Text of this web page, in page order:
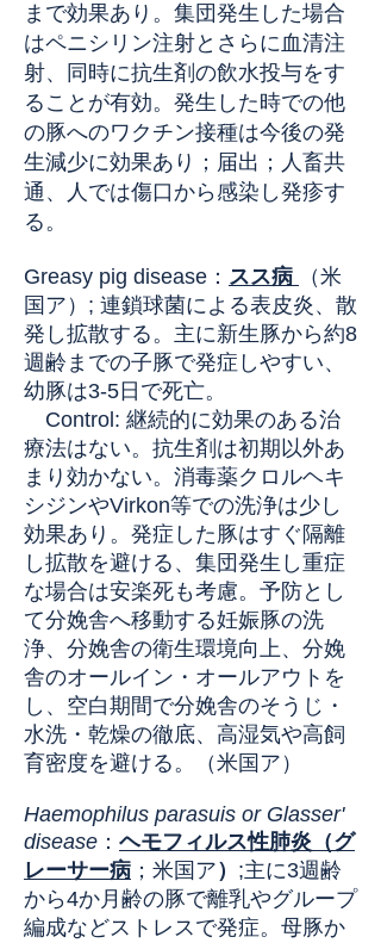
まで効果あり。集団発生した場合
はペニシリン注射とさらに血清注
射、同時に抗生剤の飲水投与をす
ることが有効。発生した時での他
の豚へのワクチン接種は今後の発
生減少に効果あり；届出；人畜共
通、人では傷口から感染し発疹す
る。
Greasy pig disease ： スス病
（米
国ア） ; 連鎖球菌による表皮炎、散
発し拡散する。主に新生豚から約8
週齢までの子豚で発症しやすい、
幼豚は3-5日で死亡。
Control: 継続的に効果のある治
療法はない。抗生剤は初期以外あ
まり効かない。消毒薬クロルヘキ
シジンやVirkon等での洗浄は少し
効果あり。発症した豚はすぐ隔離
し拡散を避ける、集団発生し重症
な場合は安楽死も考慮。予防とし
て分娩舎へ移動する妊娠豚の洗
浄、分娩舎の衛生環境向上、分娩
舎のオールイン・オールアウトを
し、空白期間で分娩舎のそうじ・
水洗・乾燥の徹底、高湿気や高飼
育密度を避ける。（米国ア）
Haemophilus parasuis or Glasser'
disease ： ヘモフィルス性肺炎（グ
レーサー病 ；米国ア） ;主に3週齢
から4か月齢の豚で離乳やグループ
編成などストレスで発症。母豚か